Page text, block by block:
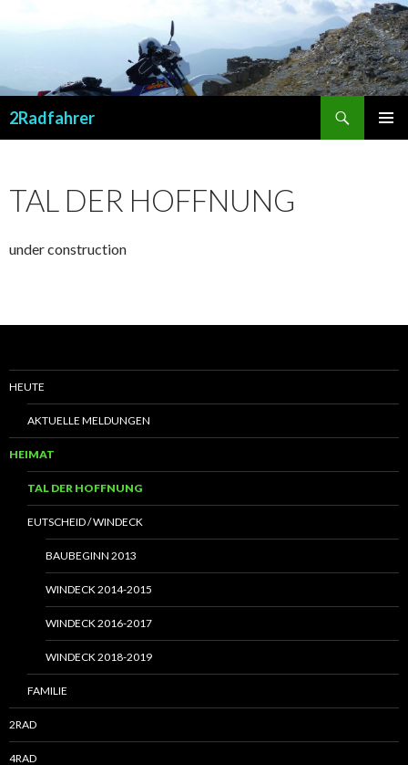
2Radfahrer
TAL DER HOFFNUNG
under construction
HEUTE
AKTUELLE MELDUNGEN
HEIMAT
TAL DER HOFFNUNG
EUTSCHEID / WINDECK
BAUBEGINN 2013
WINDECK 2014-2015
WINDECK 2016-2017
WINDECK 2018-2019
FAMILIE
2RAD
4RAD